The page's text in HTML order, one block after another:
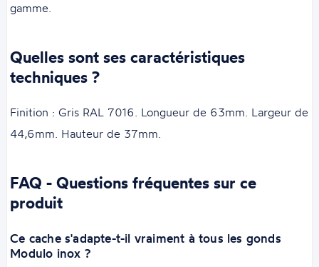
gamme.
Quelles sont ses caractéristiques
techniques ?
Finition : Gris RAL 7016. Longueur de 63mm. Largeur de
44,6mm. Hauteur de 37mm.
FAQ - Questions fréquentes sur ce
produit
Ce cache s'adapte-t-il vraiment à tous les gonds
Modulo inox ?